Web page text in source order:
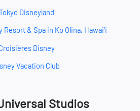
Disneyland
Resort & Spa in Ko Olina, Hawai‘i
Disney
Vacation Club
Studios